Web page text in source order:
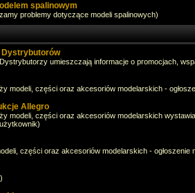
spalinowym
problemy dotyczące modeli spalinowych)
Dystrybutorów
umieszczają informacje o promocjach,
modeli, części oraz akcesoriów modelarskich -
Allegro
modeli, części oraz akcesoriów modelarskich
części oraz akcesoriów modelarskich -